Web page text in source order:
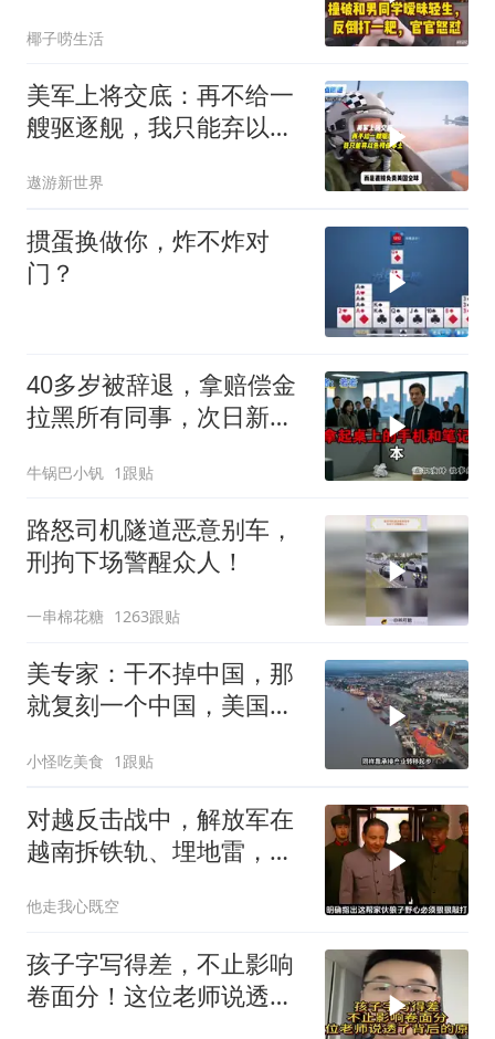
椰子唠生活
美军上将交底：再不给一
艘驱逐舰，我只能弃以色
遨游新世界
掼蛋换做你，炸不炸对
门？
40多岁被辞退，拿赔偿金
拉黑所有同事，次日新领
牛锅巴小钒 1跟贴
路怒司机隧道恶意别车，
刑拘下场警醒众人！
一串棉花糖 1263跟贴
美专家：干不掉中国，那
就复刻一个中国，美国看
小怪吃美食 1跟贴
对越反击战中，解放军在
越南拆铁轨、埋地雷，是
他走我心既空
孩子字写得差，不止影响
卷面分！这位老师说透了